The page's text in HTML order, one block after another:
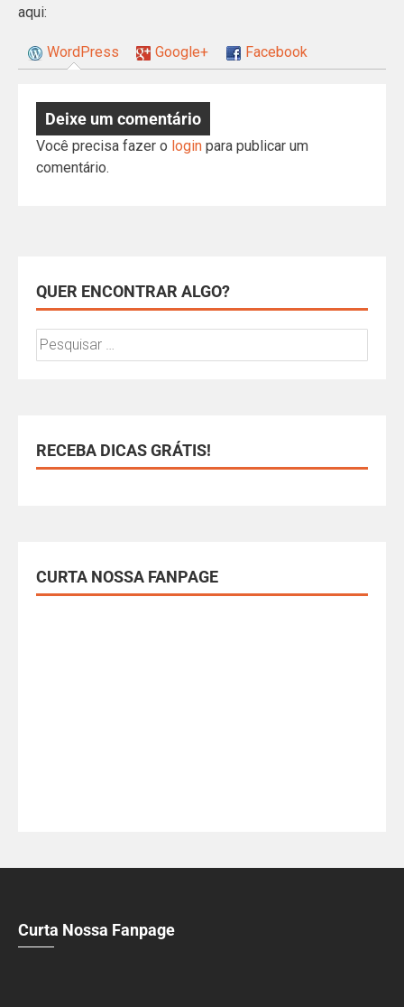
aqui:
WordPress Google+ Facebook
Deixe um comentário
Você precisa fazer o login para publicar um
comentário.
QUER ENCONTRAR ALGO?
RECEBA DICAS GRÁTIS!
CURTA NOSSA FANPAGE
Curta Nossa Fanpage